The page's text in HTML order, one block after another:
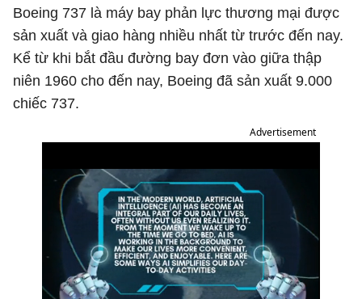
Boeing 737 là máy bay phản lực thương mại được
sản xuất và giao hàng nhiều nhất từ trước đến nay.
Kể từ khi bắt đầu đường bay đơn vào giữa thập
niên 1960 cho đến nay, Boeing đã sản xuất 9.000
chiếc 737.
Advertisement